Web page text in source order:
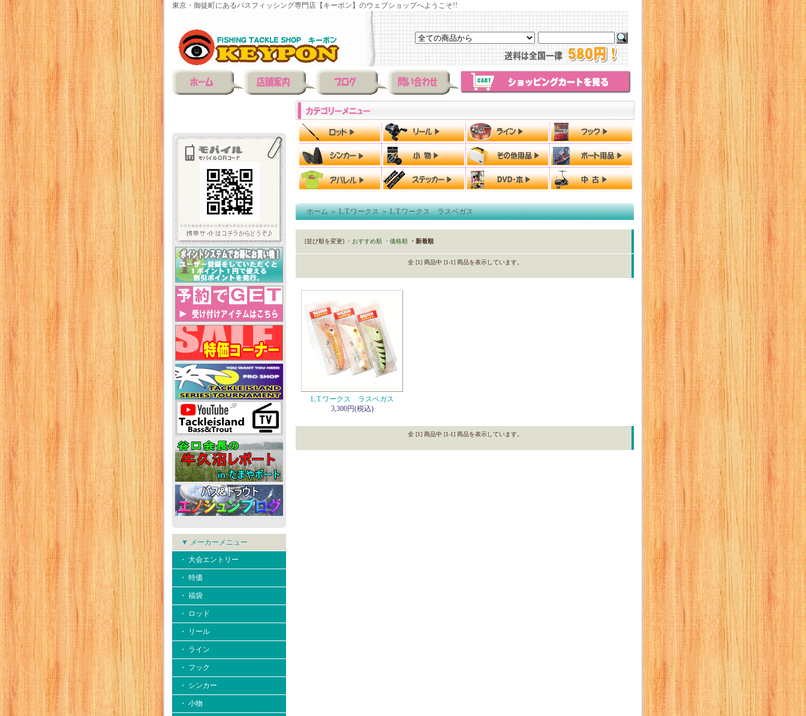
東京・御徒町にあるバスフィッシング専門店【キーポン】のウェブショップへようこそ!!
▼ メーカーメニュー
・ 大会エントリー
・ 特価
・ 福袋
・ ロッド
・ リール
・ ライン
・ フック
・ シンカー
・ 小物
ホーム＞L.T.ワークス＞L.T.ワークス ラスベガス
[並び順を変更] ・おすすめ順 ・価格順 ・新着順
全 [1] 商品中 [1-1] 商品を表示しています。
L.T.ワークス ラスベガス
3,300円(税込)
全 [1] 商品中 [1-1] 商品を表示しています。